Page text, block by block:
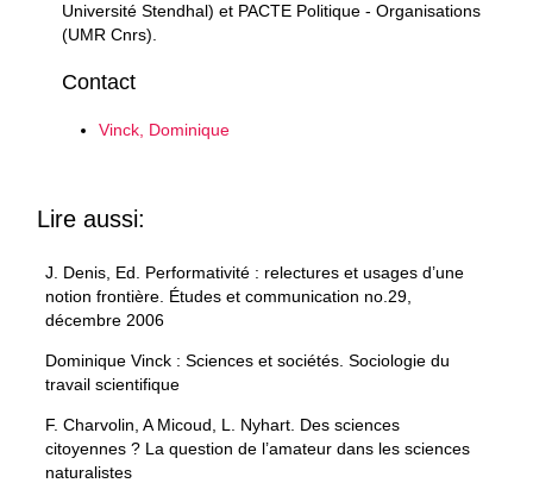
Université Stendhal) et PACTE Politique - Organisations
(UMR Cnrs).
Contact
Vinck, Dominique
Lire aussi:
J. Denis, Ed. Performativité : relectures et usages d’une
notion frontière. Études et communication no.29,
décembre 2006
Dominique Vinck : Sciences et sociétés. Sociologie du
travail scientifique
F. Charvolin, A Micoud, L. Nyhart. Des sciences
citoyennes ? La question de l’amateur dans les sciences
naturalistes